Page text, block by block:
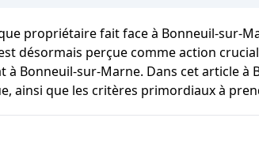
propriétaire fait face à Bonneuil-sur-
désormais perçue comme action
Bonneuil-sur-Marne. Dans cet article
ainsi que les critères primordiaux à